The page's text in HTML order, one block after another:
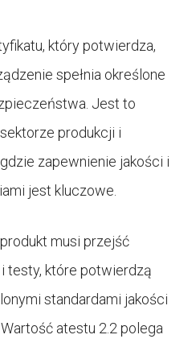
który potwierdza,
spełnia określone
Jest to
produkcji i
zapewnienie jakości i
jest kluczowe.
musi przejść
testy, które potwierdzą
standardami jakości
atestu 2.2 polega